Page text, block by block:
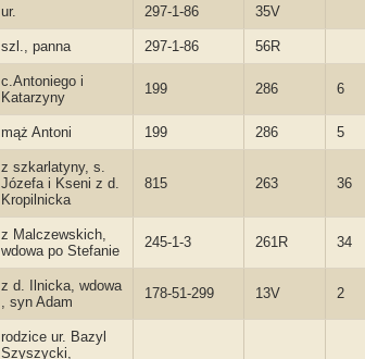
ur. 297-1-86 35V
szl., panna 297-1-86 56R
c.Antoniego i
Katarzyny
199 286 6
mąż Antoni 199 286 5
z szkarlatyny, s.
Józefa i Kseni z d.
Kropilnicka
815 263 36
z Malczewskich,
wdowa po Stefanie
245-1-3 261R 34
z d. Ilnicka, wdowa
, syn Adam
178-51-299 13V 2
rodzice ur. Bazyl
Szyszycki,